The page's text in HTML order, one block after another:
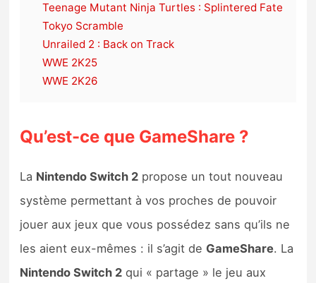
Teenage Mutant Ninja Turtles : Splintered Fate
Tokyo Scramble
Unrailed 2 : Back on Track
WWE 2K25
WWE 2K26
Qu’est-ce que GameShare ?
La Nintendo Switch 2 propose un tout nouveau
système permettant à vos proches de pouvoir
jouer aux jeux que vous possédez sans qu’ils ne
les aient eux-mêmes : il s’agit de GameShare. La
Nintendo Switch 2 qui « partage » le jeu aux